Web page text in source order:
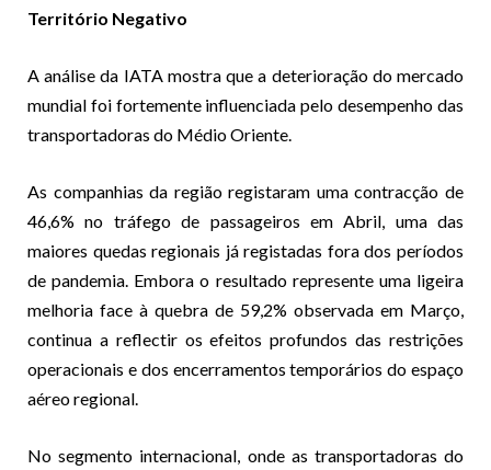
Território Negativo
A análise da IATA mostra que a deterioração do mercado
mundial foi fortemente influenciada pelo desempenho das
transportadoras do Médio Oriente.
As companhias da região registaram uma contracção de
46,6% no tráfego de passageiros em Abril, uma das
maiores quedas regionais já registadas fora dos períodos
de pandemia. Embora o resultado represente uma ligeira
melhoria face à quebra de 59,2% observada em Março,
continua a reflectir os efeitos profundos das restrições
operacionais e dos encerramentos temporários do espaço
aéreo regional.
No segmento internacional, onde as transportadoras do